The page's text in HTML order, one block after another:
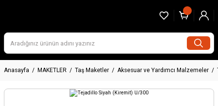
Anasayfa MAKETLER Taş Maketler Aksesuar ve Yardımcı Malzemeler